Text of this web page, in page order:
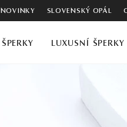
NOVINKY SLOVENSKÝ OPÁL
ŠPERKY LUXUSNÍ ŠPERKY